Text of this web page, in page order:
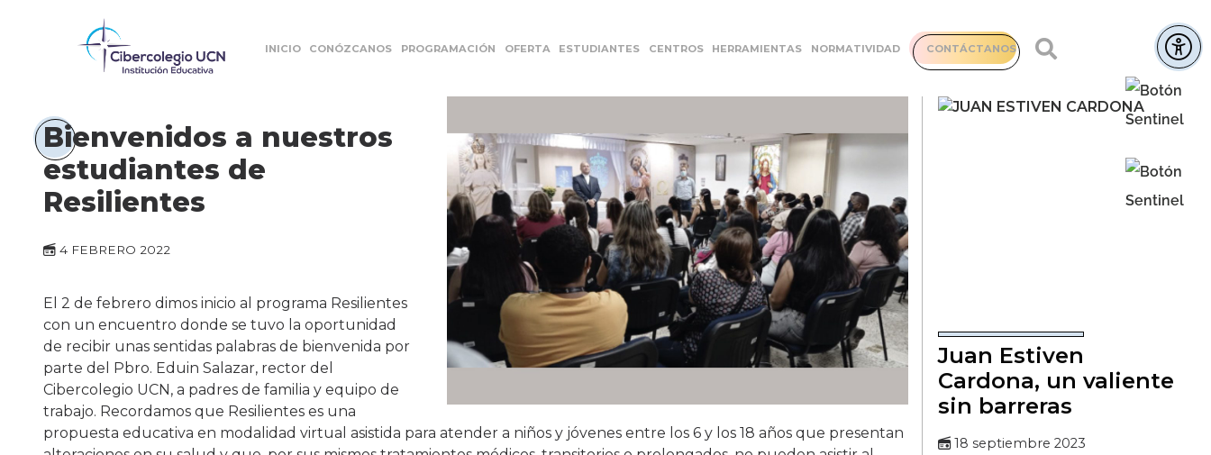
INICIO CONÓZCANOS PROGRAMACIÓN OFERTA ESTUDIANTES CENTROS HERRAMIENTAS NORMATIVIDAD CONTÁCTANOS
Bienvenidos a nuestros
estudiantes de
Resilientes
4 FEBRERO 2022
El 2 de febrero dimos inicio al programa Resilientes
con un encuentro donde se tuvo la oportunidad
de recibir unas sentidas palabras de bienvenida por
parte del Pbro. Eduin Salazar, rector del
Cibercolegio UCN, a padres de familia y equipo de
trabajo. Recordamos que Resilientes es una
propuesta educativa en modalidad virtual asistida para atender a niños y jóvenes entre los 6 y los 18 años que presentan
Juan Estiven
Cardona, un valiente
sin barreras
18 septiembre 2023